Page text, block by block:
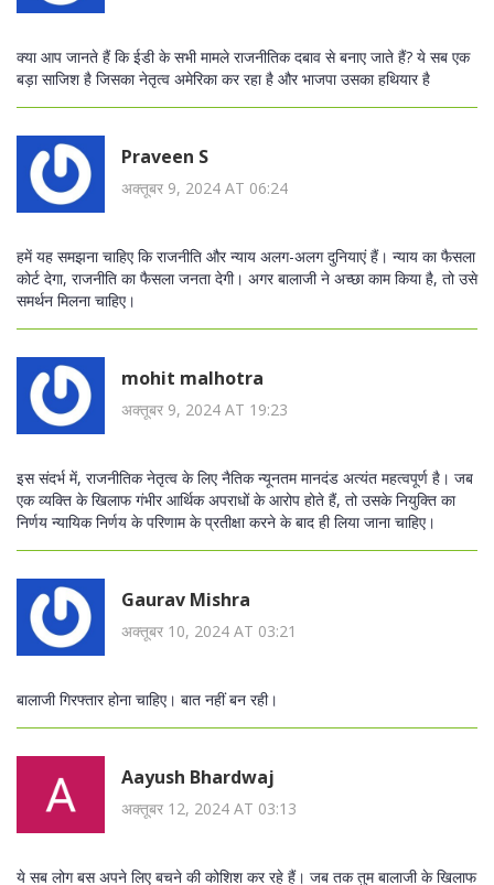
क्या आप जानते हैं कि ईडी के सभी मामले राजनीतिक दबाव से बनाए जाते हैं? ये सब एक
बड़ा साजिश है जिसका नेतृत्व अमेरिका कर रहा है और भाजपा उसका हथियार है
Praveen S
अक्तूबर 9, 2024 AT 06:24
हमें यह समझना चाहिए कि राजनीति और न्याय अलग-अलग दुनियाएं हैं। न्याय का फैसला
कोर्ट देगा, राजनीति का फैसला जनता देगी। अगर बालाजी ने अच्छा काम किया है, तो उसे
समर्थन मिलना चाहिए।
mohit malhotra
अक्तूबर 9, 2024 AT 19:23
इस संदर्भ में, राजनीतिक नेतृत्व के लिए नैतिक न्यूनतम मानदंड अत्यंत महत्वपूर्ण है। जब
एक व्यक्ति के खिलाफ गंभीर आर्थिक अपराधों के आरोप होते हैं, तो उसके नियुक्ति का
निर्णय न्यायिक निर्णय के परिणाम के प्रतीक्षा करने के बाद ही लिया जाना चाहिए।
Gaurav Mishra
अक्तूबर 10, 2024 AT 03:21
बालाजी गिरफ्तार होना चाहिए। बात नहीं बन रही।
Aayush Bhardwaj
अक्तूबर 12, 2024 AT 03:13
ये सब लोग बस अपने लिए बचने की कोशिश कर रहे हैं। जब तक तुम बालाजी के खिलाफ